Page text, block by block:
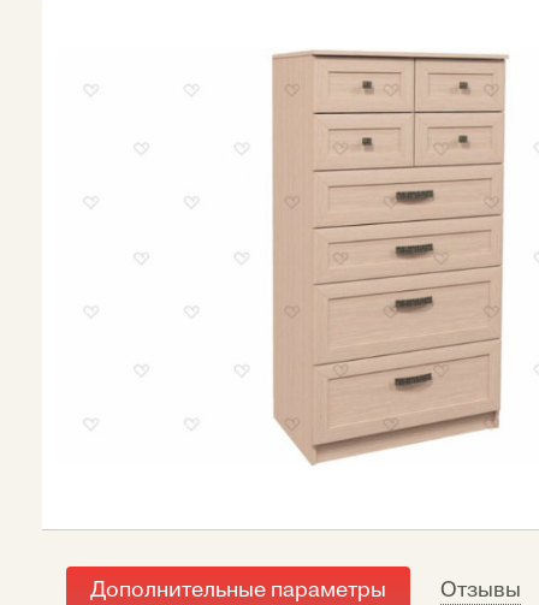
Дополнительные параметры Отзывы